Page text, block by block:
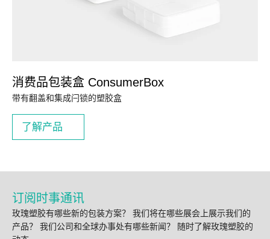
消费品包装盒 ConsumerBox
带有翻盖和集成闩锁的塑胶盒
了解产品
订阅时事通讯
玫瑰塑胶有哪些新的包装方案？ 我们将在哪些展会上展示我们的
产品？ 我们公司和全球办事处有哪些新闻？ 随时了解玫瑰塑胶的